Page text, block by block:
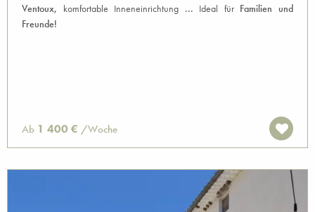
Ventoux,
komfortable Inneneinrichtung ... Ideal für Familien und
Freunde!
Ab 1 400 € /Woche